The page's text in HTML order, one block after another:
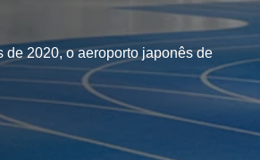
2020, o aeroporto japonês de